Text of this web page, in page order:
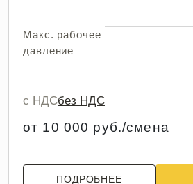
Макс. рабочее
давление
с НДСбез НДС
от 10 000 руб./смена
ПОДРОБНЕЕ